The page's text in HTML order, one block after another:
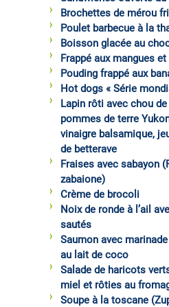
Brochettes de mérou
Poulet barbecue à la
Boisson glacée au
Frappé aux mangues
Pouding frappé aux
Hot dogs « Série
Lapin rôti avec chou
pommes de terre
vinaigre balsamique,
de betterave
Fraises avec sabayon
zabaione)
Crème de brocoli
Noix de ronde à l’ail
sautés
Saumon avec
au lait de coco
Salade de haricots
miel et rôties au
Soupe à la toscane